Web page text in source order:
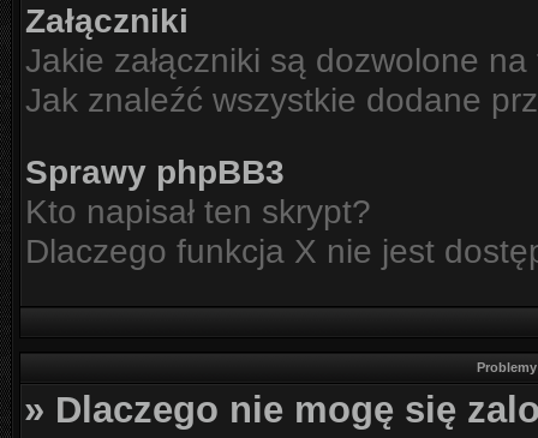
Załączniki
Jakie załączniki są dozwolone
Jak znaleźć wszystkie dodane
Sprawy phpBB3
Kto napisał ten skrypt?
Dlaczego funkcja X nie jest
» Dlaczego nie mogę się